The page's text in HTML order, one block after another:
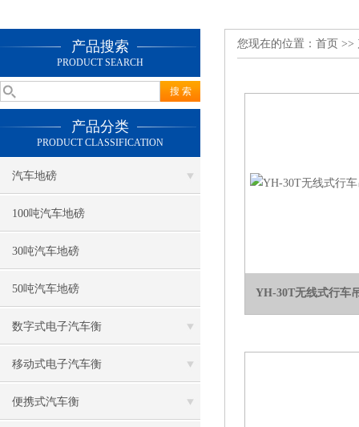
产品搜索
PRODUCT SEARCH
产品分类
PRODUCT CLASSIFICATION
汽车地磅
100吨汽车地磅
30吨汽车地磅
50吨汽车地磅
数字式电子汽车衡
移动式电子汽车衡
便携式汽车衡
您现在的位置： 首页 >>
YH-30T无线式行车